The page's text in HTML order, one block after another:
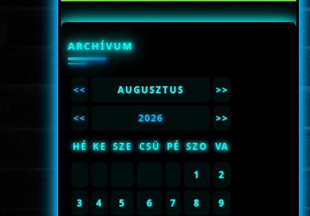
ARCHÍVUM
<< AUGUSZTUS >>
<< 2026 >>
HÉ KE SZE CSÜ PÉ SZO VA
1 2
3 4 5 6 7 8 9